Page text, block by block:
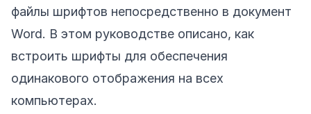
файлы шрифтов непосредственно в документ
Word. В этом руководстве описано, как
встроить шрифты для обеспечения
одинакового отображения на всех
компьютерах.